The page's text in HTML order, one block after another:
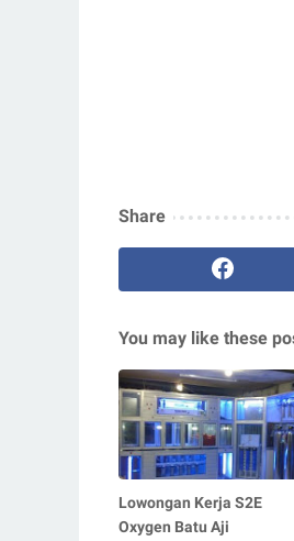
Share
You may like these
Lowongan Kerja S2E
Oxygen Batu Aji